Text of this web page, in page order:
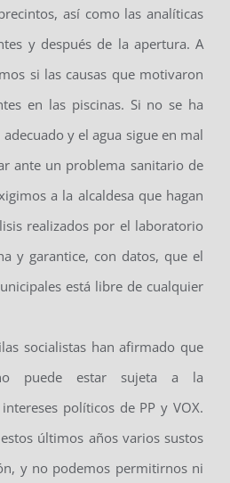
así como las analíticas
y después de la apertura. A
si las causas que motivaron
en las piscinas. Si no se ha
y el agua sigue en mal
ante un problema sanitario de
a la alcaldesa que hagan
realizados por el laboratorio
y garantice, con datos, que el
está libre de cualquier
socialistas han afirmado que
puede estar sujeta a la
políticos de PP y VOX.
últimos años varios sustos
y no podemos permitirnos ni